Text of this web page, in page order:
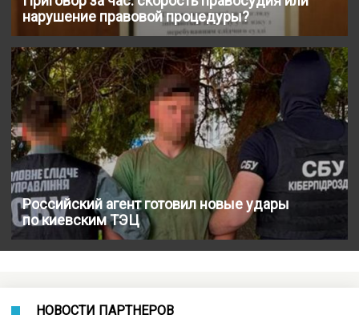
нарушение правовой процедуры?
Российский агент готовил новые удары
по киевским ТЭЦ
НОВОСТИ ПАРТНЕРОВ